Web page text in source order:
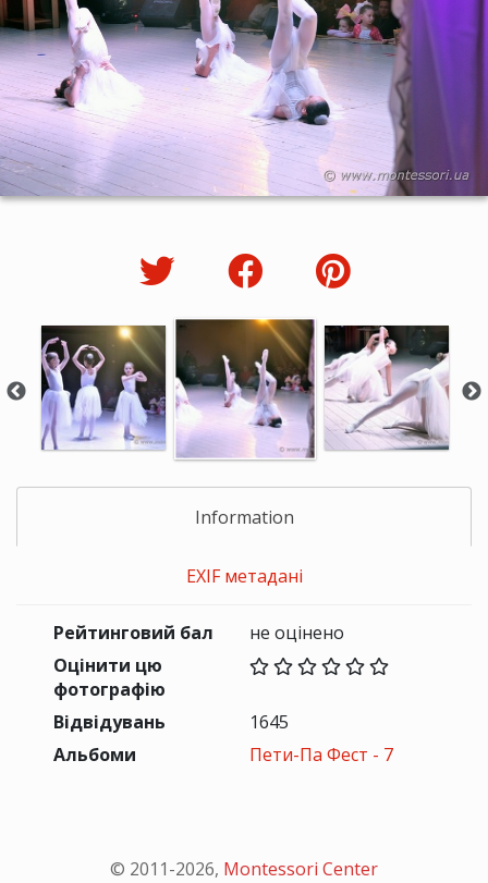
Information
EXIF метадані
Рейтинговий бал
не оцінено
Оцінити цю
фотографію
Відвідувань
1645
Альбоми
Пети-Па Фест - 7
© 2011-2026, Montessori Center